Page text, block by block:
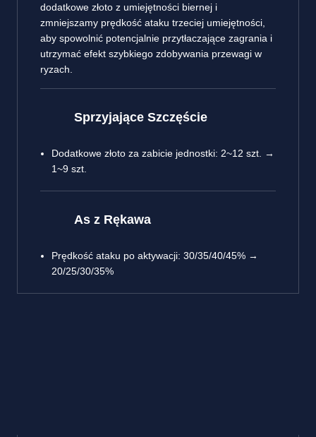
dodatkowe złoto z umiejętności biernej i
zmniejszamy prędkość ataku trzeciej umiejętności,
aby spowolnić potencjalnie przytłaczające zagrania i
utrzymać efekt szybkiego zdobywania przewagi w
ryzach.
Sprzyjające Szczęście
Dodatkowe złoto za zabicie jednostki: 2~12 szt. →
1~9 szt.
As z Rękawa
Prędkość ataku po aktywacji: 30/35/40/45% →
20/25/30/35%